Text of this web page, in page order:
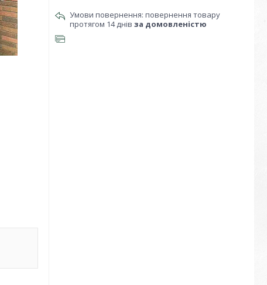
повернення товару
протягом 14 днів за домовленістю